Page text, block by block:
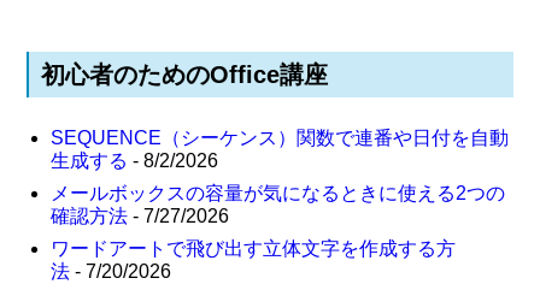
初心者のためのOffice講座
SEQUENCE（シーケンス）関数で連番や日付を自動
生成する - 8/2/2026
メールボックスの容量が気になるときに使える2つの
確認方法 - 7/27/2026
ワードアートで飛び出す立体文字を作成する方
法 - 7/20/2026